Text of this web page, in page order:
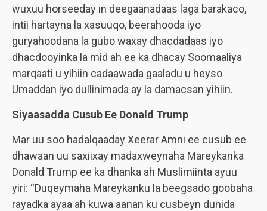
wuxuu horseeday in deegaanadaas laga barakaco,
intii hartayna la xasuuqo, beerahooda iyo
guryahoodana la gubo waxay dhacdadaas iyo
dhacdooyinka la mid ah ee ka dhacay Soomaaliya
marqaati u yihiin cadaawada gaaladu u heyso
Umaddan iyo dullinimada ay la damacsan yihiin.
Siyaasadda Cusub Ee Donald Trump
Mar uu soo hadalqaaday Xeerar Amni ee cusub ee
dhawaan uu saxiixay madaxweynaha Mareykanka
Donald Trump ee ka dhanka ah Muslimiinta ayuu
yiri: “Duqeymaha Mareykanku la beegsado goobaha
rayadka ayaa ah kuwa aanan ku cusbeyn dunida